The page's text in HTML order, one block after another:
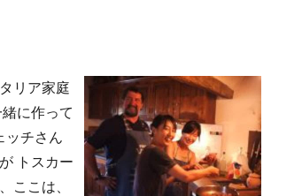
リア家庭
に作って
ッチさん
トスカー
ここは、